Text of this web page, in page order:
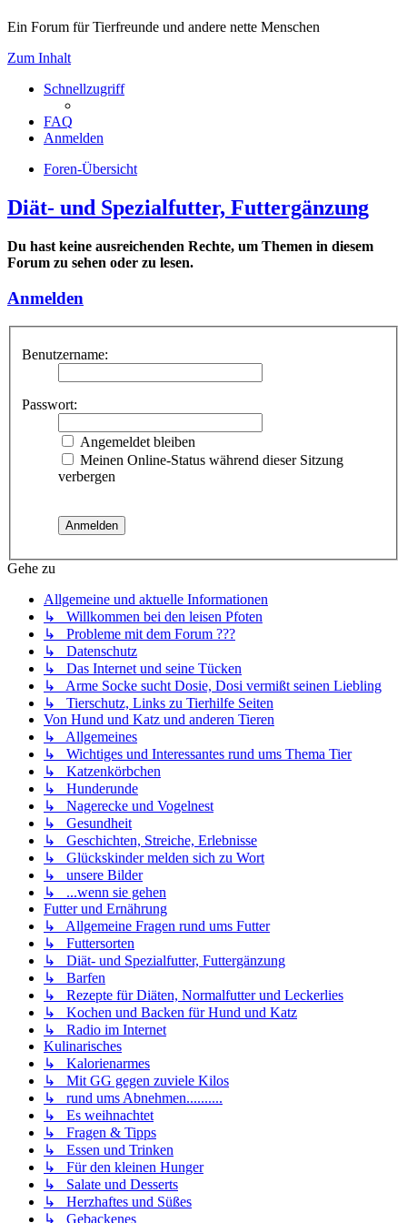
Ein Forum für Tierfreunde und andere nette Menschen
Zum Inhalt
Schnellzugriff
FAQ
Anmelden
Foren-Übersicht
Diät- und Spezialfutter, Futtergänzung
Du hast keine ausreichenden Rechte, um Themen in diesem
Forum zu sehen oder zu lesen.
Anmelden
Benutzername:
Passwort:
Angemeldet bleiben
Meinen Online-Status während dieser Sitzung
verbergen
Gehe zu
Allgemeine und aktuelle Informationen
↳ Willkommen bei den leisen Pfoten
↳ Probleme mit dem Forum ???
↳ Datenschutz
↳ Das Internet und seine Tücken
↳ Arme Socke sucht Dosie, Dosi vermißt seinen Liebling
↳ Tierschutz, Links zu Tierhilfe Seiten
Von Hund und Katz und anderen Tieren
↳ Allgemeines
↳ Wichtiges und Interessantes rund ums Thema Tier
↳ Katzenkörbchen
↳ Hunderunde
↳ Nagerecke und Vogelnest
↳ Gesundheit
↳ Geschichten, Streiche, Erlebnisse
↳ Glückskinder melden sich zu Wort
↳ unsere Bilder
↳ ...wenn sie gehen
Futter und Ernährung
↳ Allgemeine Fragen rund ums Futter
↳ Futtersorten
↳ Diät- und Spezialfutter, Futtergänzung
↳ Barfen
↳ Rezepte für Diäten, Normalfutter und Leckerlies
↳ Kochen und Backen für Hund und Katz
↳ Radio im Internet
Kulinarisches
↳ Kalorienarmes
↳ Mit GG gegen zuviele Kilos
↳ rund ums Abnehmen..........
↳ Es weihnachtet
↳ Fragen & Tipps
↳ Essen und Trinken
↳ Für den kleinen Hunger
↳ Salate und Desserts
↳ Herzhaftes und Süßes
↳ Gebackenes